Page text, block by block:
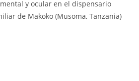
y ocular en el dispensario
de Makoko (Musoma, Tanzania)